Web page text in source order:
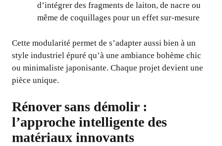
d’intégrer des fragments de laiton, de nacre ou
même de coquillages pour un effet sur-mesure
Cette modularité permet de s’adapter aussi bien à un
style industriel épuré qu’à une ambiance bohème chic
ou minimaliste japonisante. Chaque projet devient une
pièce unique.
Rénover sans démolir :
l’approche intelligente des
matériaux innovants